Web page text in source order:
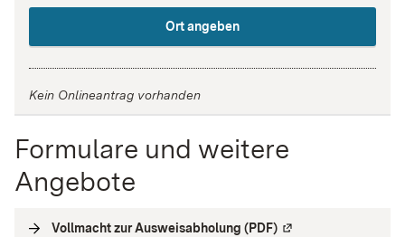
Ort angeben
Kein Onlineantrag vorhanden
Formulare und weitere
Angebote
Vollmacht zur Ausweisabholung (PDF) Externe Verlinkung